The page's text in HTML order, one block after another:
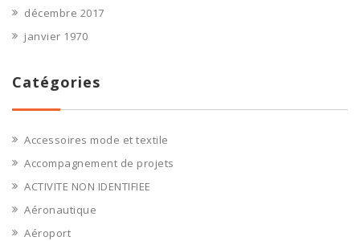
décembre 2017
janvier 1970
Catégories
Accessoires mode et textile
Accompagnement de projets
ACTIVITE NON IDENTIFIEE
Aéronautique
Aéroport